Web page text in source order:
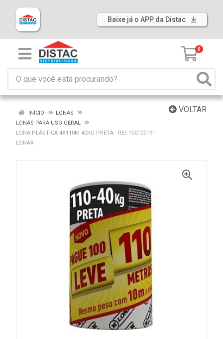
Baixe já o APP da Distac
0
VOLTAR
INÍCIO
LONAS
LONAS PARA USO GERAL
LONA PLÁSTICA 4X110M 40KG PRETA - REF.10010019 -
LONAX